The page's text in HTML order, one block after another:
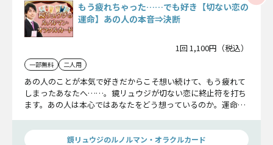
もう疲れちゃった……でも好き【切ない恋の
運命】あの人の本音⇒決断
1回 1,100円（税込）
一部無料 二人用
あの人のことが本気で好きだからこそ想い続けて、もう疲れて
しまったあなたへ……。鏡リュウジが切ない恋に終止符を打ち
ます。あの人は本心ではあなたをどう想っているのか。運命を
か。すべてお話ししましょう。
鏡リュウジのルノルマン・オラクルカード